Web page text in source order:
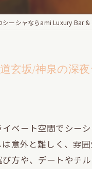
シーシャならami Luxury Bar &
玄坂/神泉の深
ベート空間でシー
意外と難しく、雰
方や、デートやチ